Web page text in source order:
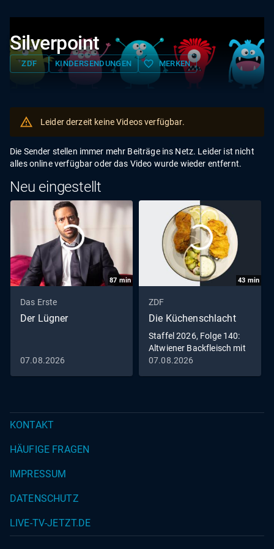
Silverpoint
ZDF KINDERSENDUNGEN favorite_border MERKEN
Leider derzeit keine Videos verfügbar.
Die Sender stellen immer mehr Beiträge ins Netz. Leider ist nicht
alles online verfügbar oder das Video wurde wieder entfernt.
Neu eingestellt
87 min
Das Erste
Der Lügner
07.08.2026
43 min
ZDF
Die Küchenschlacht
Staffel 2026, Folge 140:
Altwiener Backfleisch mit
Remouladensauce
07.08.2026
KONTAKT
HÄUFIGE FRAGEN
IMPRESSUM
DATENSCHUTZ
LIVE-TV-JETZT.DE